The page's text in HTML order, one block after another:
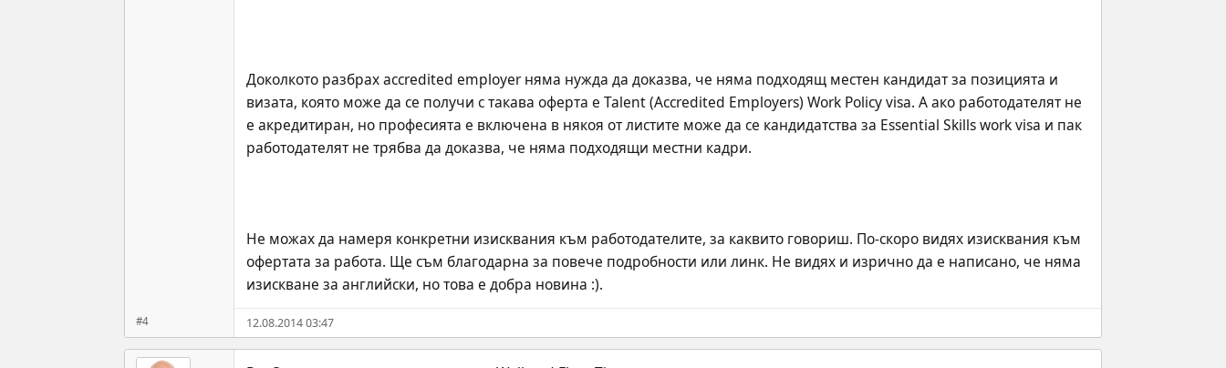
#4
Доколкото разбрах accredited employer няма нужда да доказва, че няма подходящ местен кандидат за позицията и
визата, която може да се получи с такава оферта е Talent (Accredited Employers) Work Policy visa. А ако работодателят не
е акредитиран, но професията е включена в някоя от листите може да се кандидатства за Essential Skills work visa и пак
Не можах да намеря конкретни изисквания към работодателите, за каквито говориш. По-скоро видях изисквания към
офертата за работа. Ще съм благодарна за повече подробности или линк. Не видях и изрично да е написано, че няма
изискване за английски, но това е добра новина :).
12.08.2014 03:47